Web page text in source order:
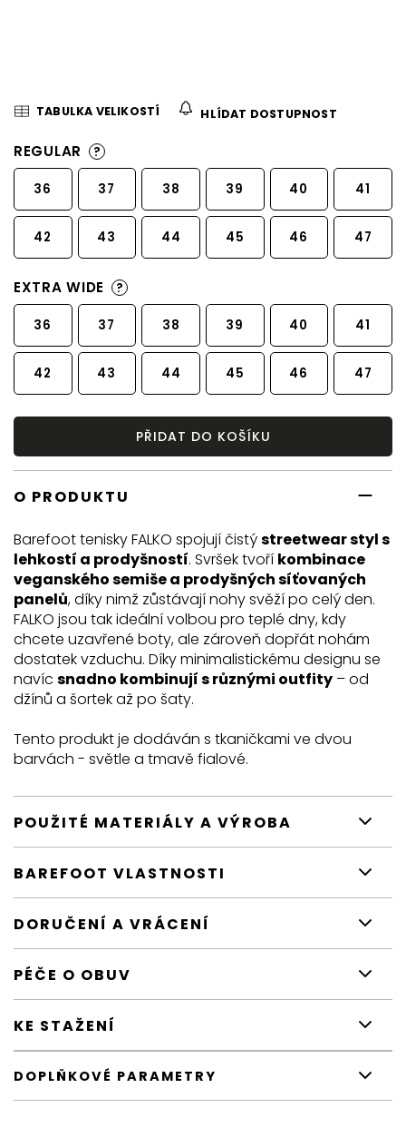
TABULKA VELIKOSTÍ HLÍDAT DOSTUPNOST
REGULAR ?
36 37 38 39 40 41
42 43 44 45 46 47
EXTRA WIDE ?
36 37 38 39 40 41
42 43 44 45 46 47
PŘIDAT DO KOŠÍKU
O PRODUKTU
Barefoot tenisky FALKO spojují čistýstreetwear styl s
lehkostí a prodyšností. Svršek tvoří kombinace
veganského semiše a prodyšných síťovaných
panelů, díky nimž zůstávají nohy svěží po celý den.
FALKO jsou tak ideální volbou pro teplé dny, kdy
chcete uzavřené boty, ale zároveň dopřát nohám
dostatek vzduchu. Díky minimalistickému designu se
navíc snadno kombinují s různými outfity – od
džínů a šortek až po šaty.
Tento produkt je dodáván s tkaničkami ve dvou
barvách - světle a tmavě fialové.
POUŽITÉ MATERIÁLY A VÝROBA
BAREFOOT VLASTNOSTI
DORUČENÍ A VRÁCENÍ
PÉČE O OBUV
KE STAŽENÍ
DOPLŇKOVÉ PARAMETRY